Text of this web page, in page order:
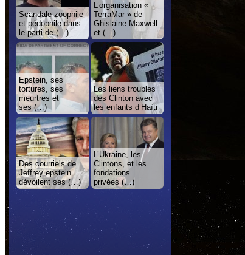
Scandale zoophile
et pédophile dans
le parti de (…)
L’organisation «
TerraMar » de
Ghislaine Maxwell
et (…)
Epstein, ses
tortures, ses
meurtres et
ses (…)
Les liens troubles
des Clinton avec
les enfants d’Haïti
Des courriels de
Jeffrey epstein
dévoilent ses (…)
L’Ukraine, les
Clintons, et les
fondations
privées (…)